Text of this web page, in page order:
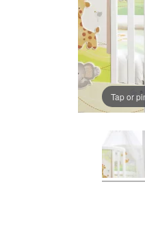
LEAGANE COPII
BALANSOARE COPII
BABY MONITORS
HRANIRE SI
CASA SI CURATENIE
INGRIJIRE
Tap or
Verde cu detalii
Alege culoarea